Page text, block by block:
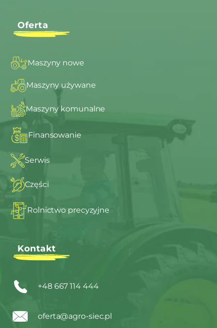
Oferta
Maszyny nowe
Maszyny używane
Maszyny komunalne
Finansowanie
Serwis
Części
Rolnictwo precyzyjne
Kontakt
+48 667 114 444
oferta@agro-siec.pl